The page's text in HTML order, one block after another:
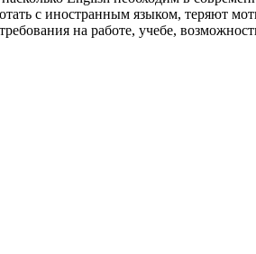
с иностранным языком, теряют
на работе, учебе,